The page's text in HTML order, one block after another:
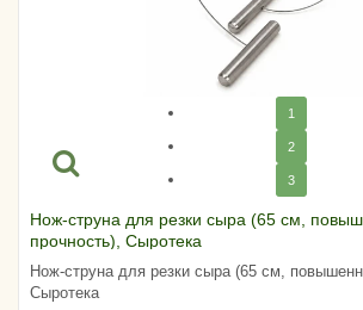
1
2
3
Нож-струна для резки сыра (65 см,
прочность), Сыротека
Нож-струна для резки сыра (65 см,
Сыротека